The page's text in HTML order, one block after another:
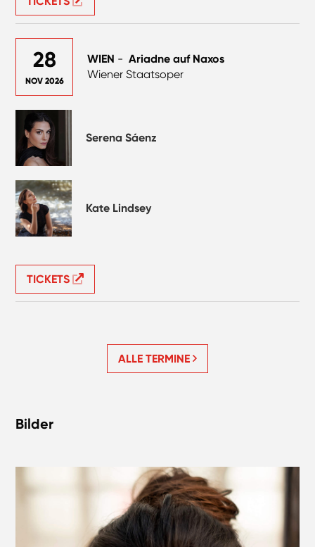
28
NOV 2026
WIEN -Ariadne auf Naxos
Wiener Staatsoper
Serena Sáenz
Kate Lindsey
TICKETS
ALLE TERMINE
Bilder